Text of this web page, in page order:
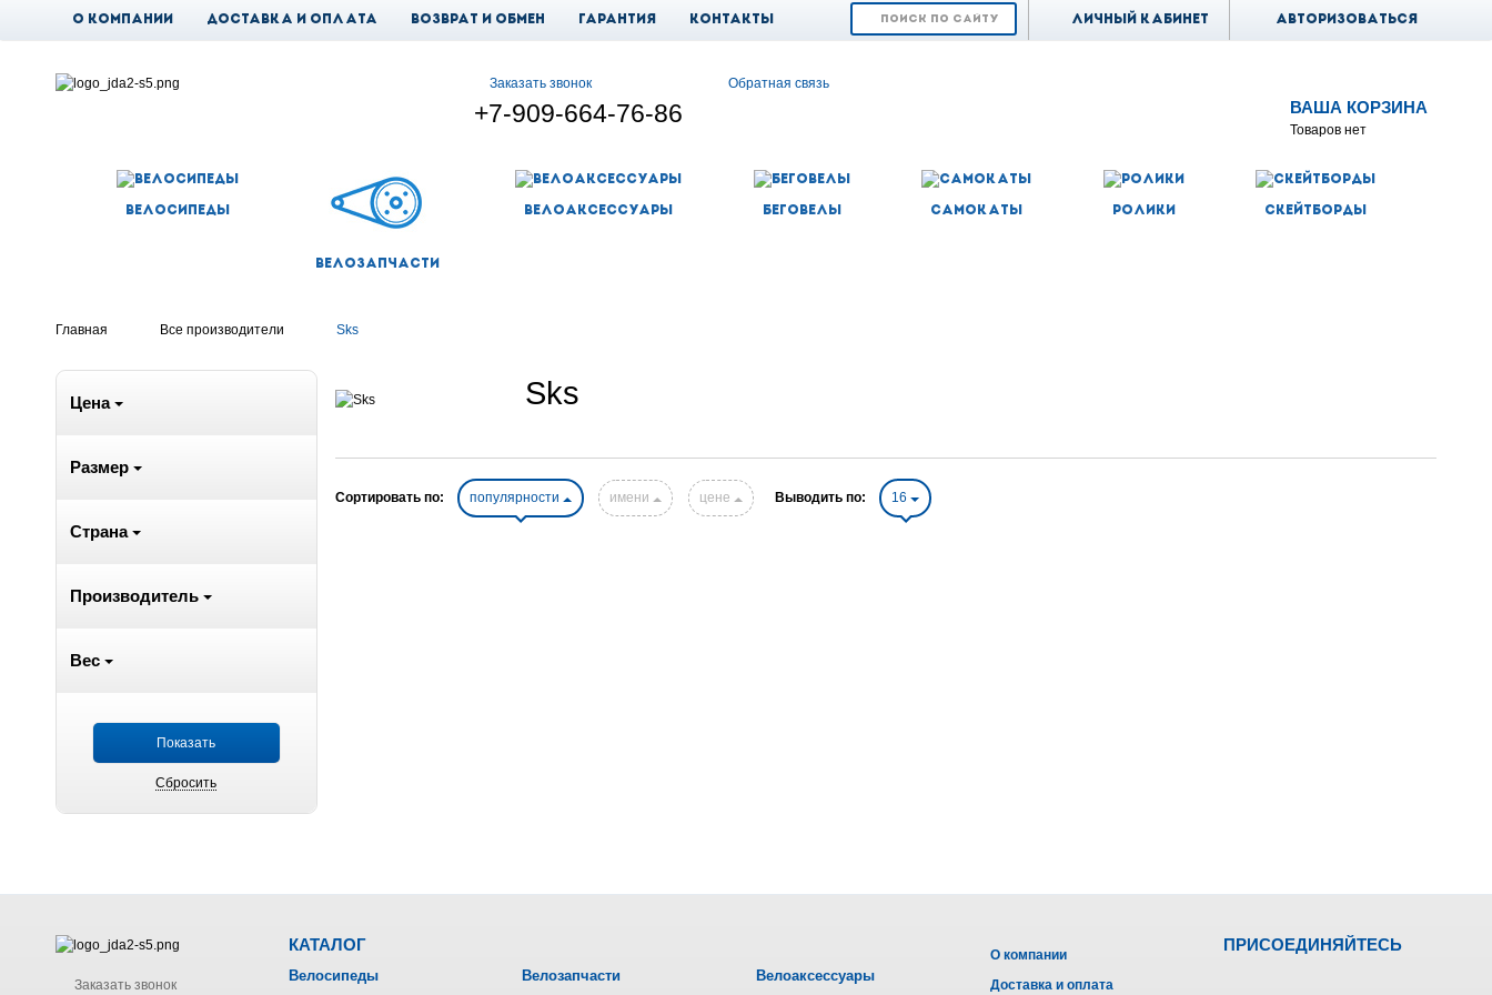
Личный кабинет Авторизоваться
О компании Доставка и оплата Возврат и обмен Гарантия Контакты
ВАША КОРЗИНА
Товаров нет
Заказать звонок
+7-909-664-76-86
Обратная связь
Велосипеды
Велозапчасти
Велоаксессуары Беговелы Самокаты Ролики Скейтборды
Главная Все производители Sks
Цена
Размер
Страна
Производитель
Вес
Sks
Сортировать по: популярности имени цене Выводить по: 16
Заказать звонок
КАТАЛОГ
Велосипеды Велозапчасти Велоаксессуары
О компании
Доставка и оплата
ПРИСОЕДИНЯЙТЕСЬ